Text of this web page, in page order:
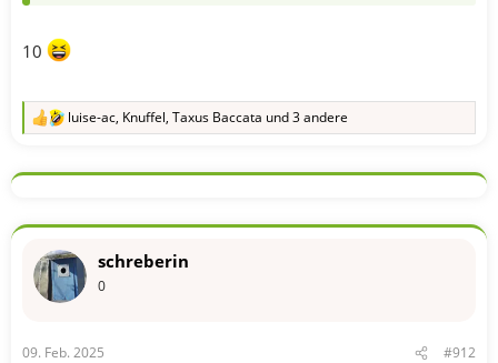
10
R
k
o
e
n
luise-ac, Knuffel, Taxus Baccata und 3 andere
schreberin
0
09. Feb. 2025 #912